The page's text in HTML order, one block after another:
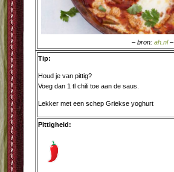
– bron:ah.nl–
Tip:
Houd je van pittig?
Voeg dan 1 tl chili toe aan de saus.
Lekker met een schep Griekse yoghurt
Pittigheid: